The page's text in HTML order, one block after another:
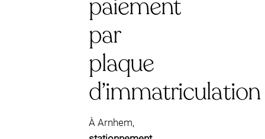
paiement
par
plaque
d’immatriculation
À Arnhem,